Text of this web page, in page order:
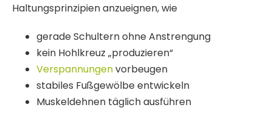
Haltungsprinzipien anzueignen, wie
gerade Schultern ohne Anstrengung
kein Hohlkreuz „produzieren“
Verspannungenvorbeugen
stabiles Fußgewölbe entwickeln
Muskeldehnen täglich ausführen